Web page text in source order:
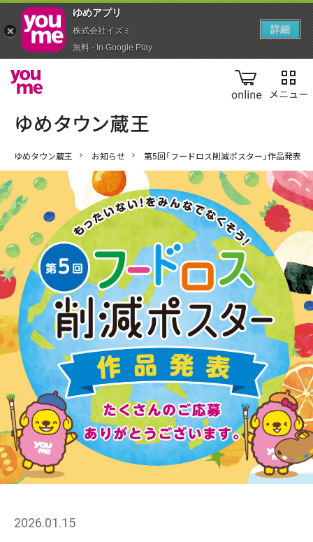
online
ゆめタウン蔵王 お知らせ 第5回「フードロス削減ポスター」作品発表
2026.01.15
ゆめアプ‪リ‬
株式会社イズミ
無料 - In Google Play
詳細